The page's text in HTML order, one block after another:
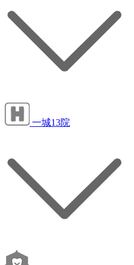
一城13院